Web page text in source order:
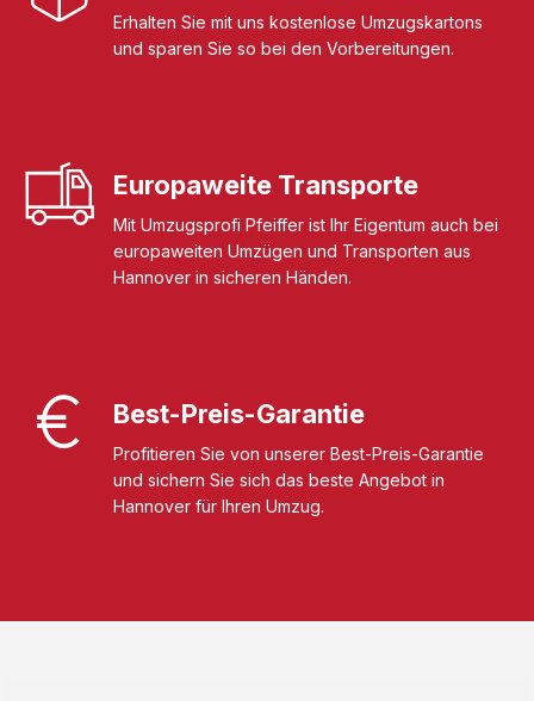
Erhalten Sie mit uns kostenlose Umzugskartons
und sparen Sie so bei den Vorbereitungen.
Europaweite Transporte
Mit Umzugsprofi Pfeiffer ist Ihr Eigentum auch bei
europaweiten Umzügen und Transporten aus
Hannover in sicheren Händen.
Best-Preis-Garantie
Profitieren Sie von unserer Best-Preis-Garantie
und sichern Sie sich das beste Angebot in
Hannover für Ihren Umzug.